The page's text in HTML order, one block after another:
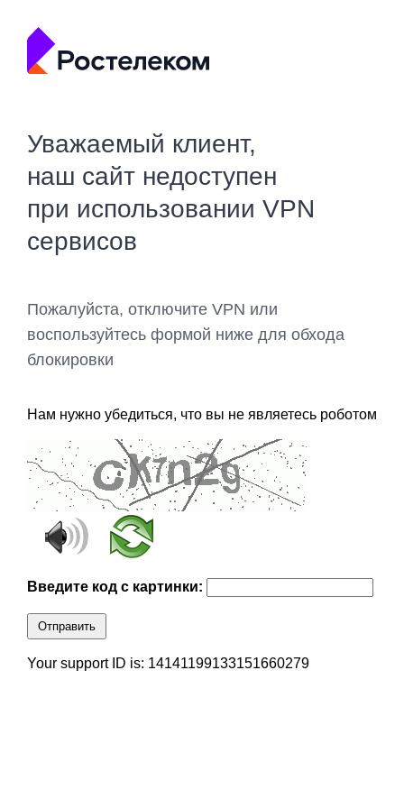
Уважаемый клиент,
наш сайт недоступен
при использовании VPN
сервисов
Пожалуйста, отключите VPN или
воспользуйтесь формой ниже для обхода
блокировки
Нам нужно убедиться, что вы не являетесь роботом
Введите код с картинки:
Отправить
Your support ID is: 14141199133151660279